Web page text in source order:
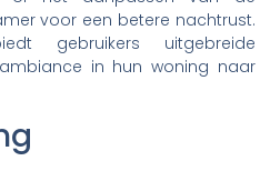
voor een betere nachtrust.
gebruikers uitgebreide
in hun woning naar